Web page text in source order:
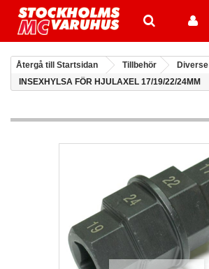
Återgå till Startsidan Tillbehör Diverse
INSEXHYLSA FÖR HJULAXEL 17/19/22/24MM